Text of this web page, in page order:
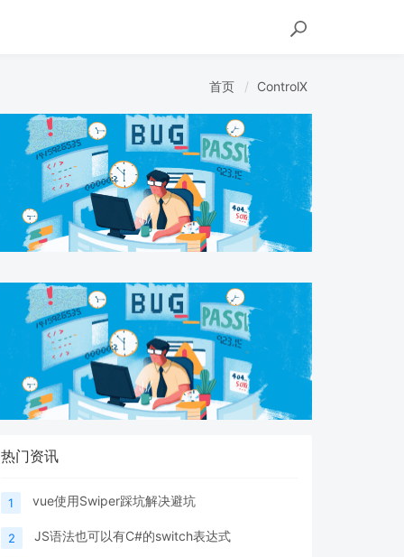
首页 ControlX
热门资讯
1 vue使用Swiper踩坑解决避坑
2 JS语法也可以有C#的switch表达式